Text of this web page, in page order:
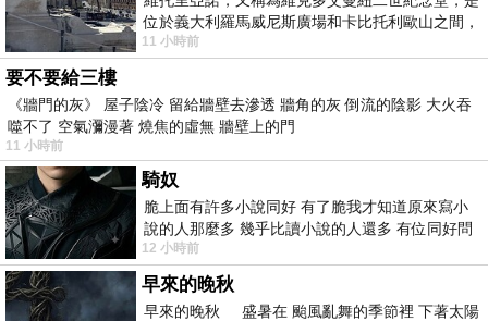
位於義大利羅馬威尼斯廣場和卡比托利歐山之間，
用以紀念統一義大利統一後的的第一位國
11 小時前
要不要給三樓
《牆門的灰》 屋子陰冷 留給牆壁去滲透 牆角的灰 倒流的陰影 大火吞
噬不了 空氣瀰漫著 燒焦的虛無 牆壁上的門
11 小時前
騎奴
脆上面有許多小說同好 有了脆我才知道原來寫小
說的人那麼多 幾乎比讀小說的人還多 有位同好問
了一個問題 她說為什麼高中文學獎的
12 小時前
早來的晚秋
早來的晚秋 盛暑在 颱風亂舞的季節裡 下著太陽